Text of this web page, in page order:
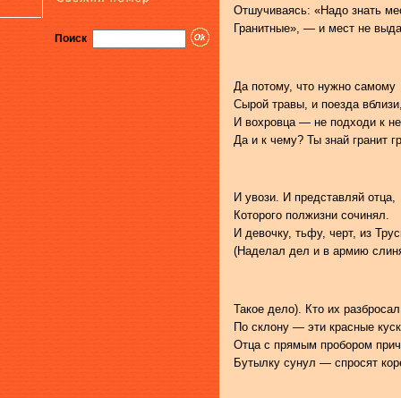
Поиск
Отшучиваясь: «Надо знать
Гранитные», — и мест не
Да потому, что нужно самому
Сырой травы, и поезда
И вохровца — не подходи к
Да и к чему? Ты знай гранит
И увози. И представляй отца,
Которого полжизни сочинял.
И девочку, тьфу, черт, из
(Наделал дел и в армию
Такое дело). Кто их разбросал
По склону — эти красные
Отца с прямым пробором
Бутылку сунул — спросят